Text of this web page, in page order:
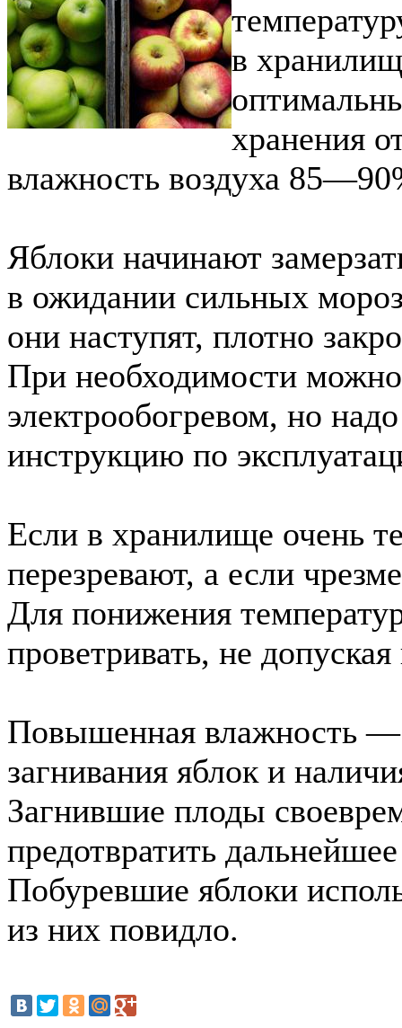
в
хранения
влажность воздуха
Яблоки начинают
в ожидании сильных
они наступят, плотно
При необходимости можно
электрообогревом, но
инструкцию по
Если в хранилище очень
перезревают, а если
Для понижения
проветривать, не
Повышенная влажность
загнивания яблок и
Загнившие плоды
предотвратить
Побуревшие яблоки
из них повидло.